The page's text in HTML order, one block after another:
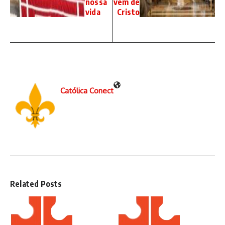
nossa
vida
vem de
Cristo
Católica Conect
Related Posts